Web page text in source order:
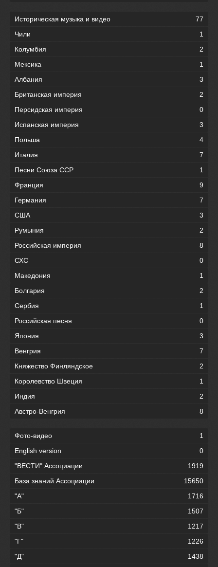
Историческая музыка и видео
77
Чили
1
Колумбия
2
Мексика
1
Албания
3
Британская империя
2
Персидская империя
0
Испанская империя
3
Польша
4
Италия
7
Песни Союза ССР
1
Франция
9
Германия
7
США
3
Румыния
2
Российская империя
8
СХС
0
Македония
1
Болгария
2
Сербия
1
Российская песня
0
Япония
3
Венгрия
7
Княжество Финляндское
2
Королевство Швеция
1
Индия
2
Австро-Венгрия
8
Фото-видео
1
English version
0
"ВЕСТИ" Ассоциации
1919
База знаний Ассоциации
15650
"А"
1716
"Б"
1507
"В"
1217
"Г"
1226
"Д"
1438